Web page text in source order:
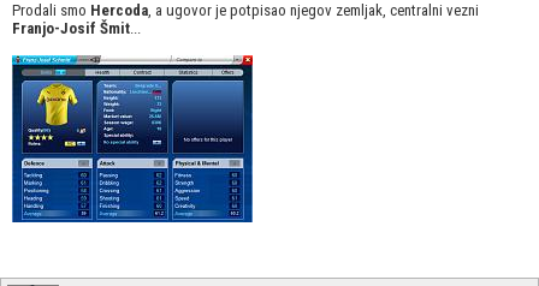
Prodali smo Hercoda , a ugovor je potpisao njegov zemljak, centralni vezni
Franjo-Josif Šmit